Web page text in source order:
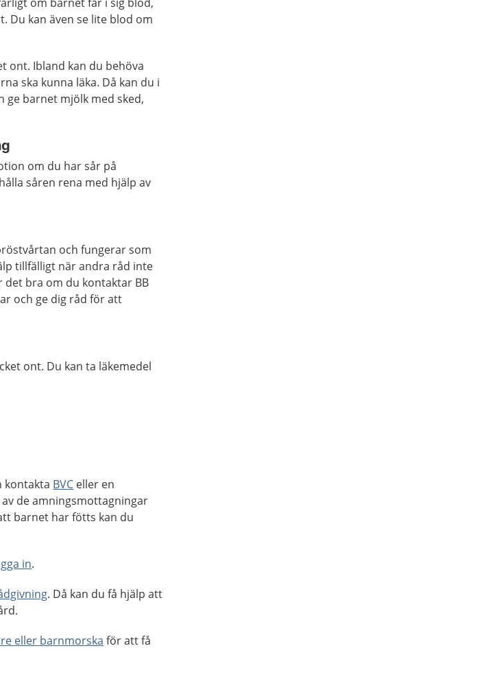
Du kan även se lite blod om
ont. Ibland kan du behöva
ska kunna läka. Då kan du i
ge barnet mjölk med sked,
om du har sår på
såren rena med hjälp av
och fungerar som
tillfälligt när andra råd inte
bra om du kontaktar BB
och ge dig råd för att
ont. Du kan ta läkemedel
kontakta BVC eller en
de amningsmottagningar
barnet har fötts kan du
in.
. Då kan du få hjälp att
eller barnmorska för att få